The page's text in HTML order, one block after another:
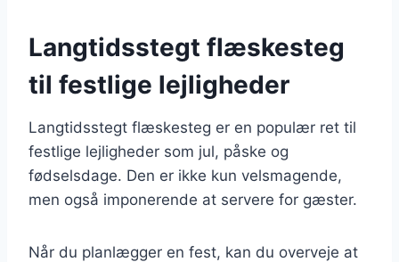
Langtidsstegt flæskesteg
til festlige lejligheder
Langtidsstegt flæskesteg er en populær ret til
festlige lejligheder som jul, påske og
fødselsdage. Den er ikke kun velsmagende,
men også imponerende at servere for gæster.
Når du planlægger en fest, kan du overveje at